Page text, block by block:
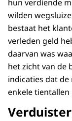
hun verdiende
wilden
bestaat het
verleden geld
daarvan was
het zicht van de
indicaties dat
enkele tientallen